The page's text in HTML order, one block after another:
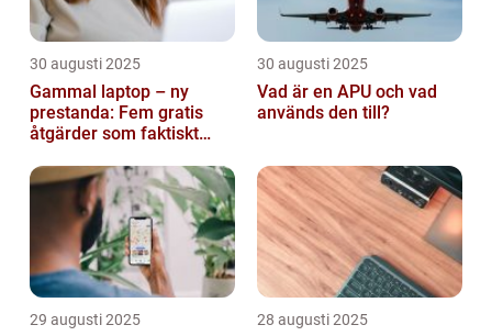
30 augusti 2025
Gammal laptop – ny
prestanda: Fem gratis
åtgärder som faktiskt
30 augusti 2025
Vad är en APU och vad
används den till?
29 augusti 2025 28 augusti 2025